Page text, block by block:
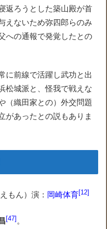
返ろうとした築山殿が首
えないため弥四郎らのみ
への通報で発覚したとの
に前線で活躍し武功と出
松城派と、怪我で戦えな
（織田家との）外交問題
があったとの説もありま
もん）演： 岡崎体育[12]
47 。